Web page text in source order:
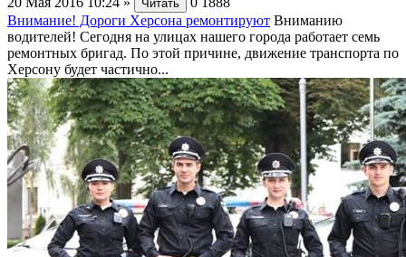
Читать
Внимание! Дороги Херсона ремонтируют Вниманию
водителей! Сегодня на улицах нашего города работает семь
ремонтных бригад. По этой причине, движение транспорта по
Херсону будет частично...